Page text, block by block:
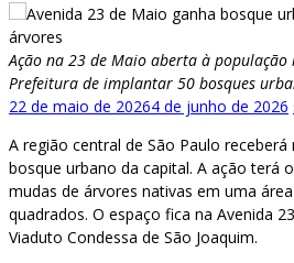
Ação na 23 de Maio aberta à
Prefeitura de implantar 50 bosques
22 de maio de 20264 de junho de 2026
A região central de São Paulo receberá
bosque urbano da capital. A ação terá
mudas de árvores nativas em uma
quadrados. O espaço fica na Avenida
Viaduto Condessa de São Joaquim.